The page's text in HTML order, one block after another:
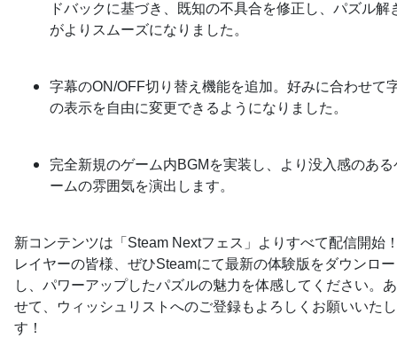
ドバックに基づき、既知の不具合を修正し、パズル解
がよりスムーズになりました。
字幕のON/OFF切り替え機能を追加。好みに合わせて
の表示を自由に変更できるようになりました。
完全新規のゲーム内BGMを実装し、より没入感のある
ームの雰囲気を演出します。
新コンテンツは「Steam Nextフェス」よりすべて配信開始
レイヤーの皆様、ぜひSteamにて最新の体験版をダウンロ
し、パワーアップしたパズルの魅力を体感してください。
せて、ウィッシュリストへのご登録もよろしくお願いいた
す！